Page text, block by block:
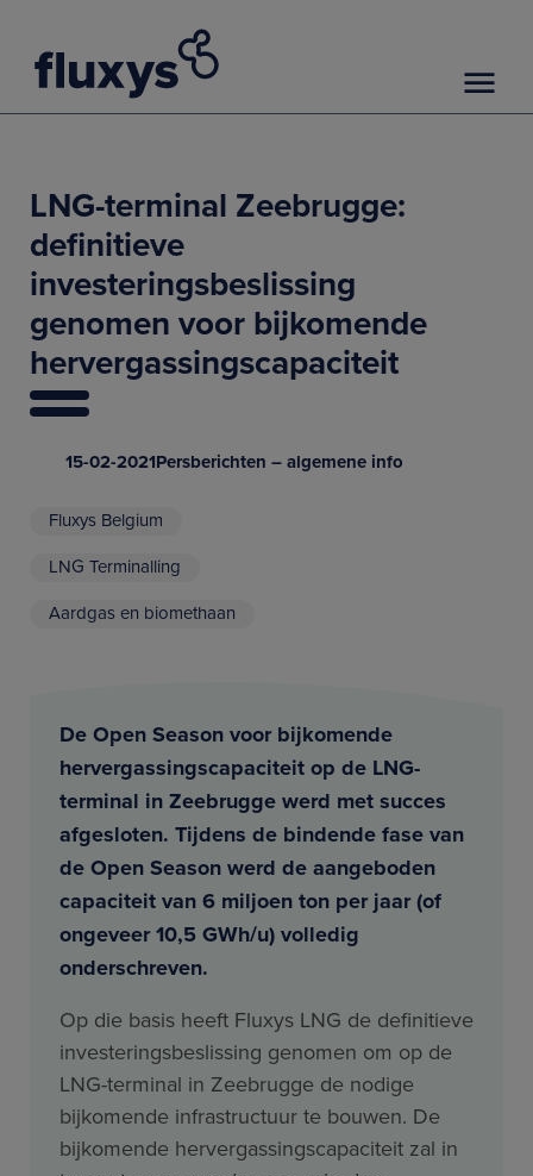
LNG-terminal Zeebrugge:
definitieve
investeringsbeslissing
genomen voor bijkomende
hervergassingscapaciteit
15-02-2021Persberichten – algemene info
Fluxys Belgium
LNG Terminalling
Aardgas en biomethaan
De Open Season voor bijkomende
hervergassingscapaciteit op de LNG-
terminal in Zeebrugge werd met succes
afgesloten. Tijdens de bindende fase van
de Open Season werd de aangeboden
capaciteit van 6 miljoen ton per jaar (of
ongeveer 10,5 GWh/u) volledig
onderschreven.
Op die basis heeft Fluxys LNG de definitieve
investeringsbeslissing genomen om op de
LNG-terminal in Zeebrugge de nodige
bijkomende infrastructuur te bouwen. De
bijkomende hervergassingscapaciteit zal in